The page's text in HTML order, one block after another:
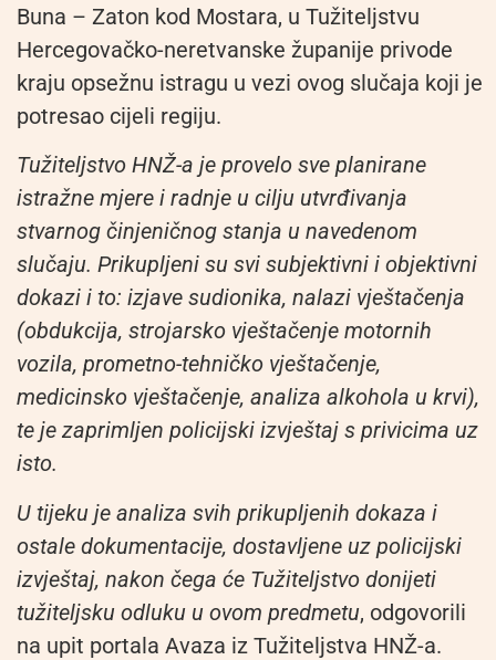
Buna – Zaton kod Mostara, u Tužiteljstvu
Hercegovačko-neretvanske županije privode
kraju opsežnu istragu u vezi ovog slučaja koji je
potresao cijeli regiju.
Tužiteljstvo HNŽ-a je provelo sve planirane
istražne mjere i radnje u cilju utvrđivanja
stvarnog činjeničnog stanja u navedenom
slučaju. Prikupljeni su svi subjektivni i objektivni
dokazi i to: izjave sudionika, nalazi vještačenja
(obdukcija, strojarsko vještačenje motornih
vozila, prometno-tehničko vještačenje,
medicinsko vještačenje, analiza alkohola u krvi),
te je zaprimljen policijski izvještaj s privicima uz
isto.
U tijeku je analiza svih prikupljenih dokaza i
ostale dokumentacije, dostavljene uz policijski
izvještaj, nakon čega će Tužiteljstvo donijeti
tužiteljsku odluku u ovom predmetu, odgovorili
na upit portala Avaza iz Tužiteljstva HNŽ-a.